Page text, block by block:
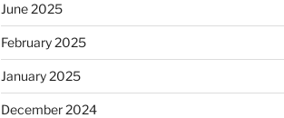
June 2025
February 2025
January 2025
December 2024